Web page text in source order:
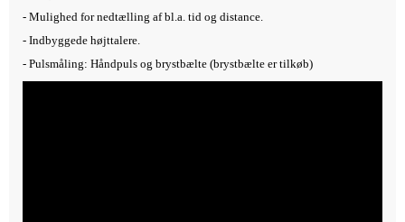
- Mulighed for nedtælling af bl.a. tid og distance.
- Indbyggede højttalere.
- Pulsmåling: Håndpuls og brystbælte (brystbælte er tilkøb)